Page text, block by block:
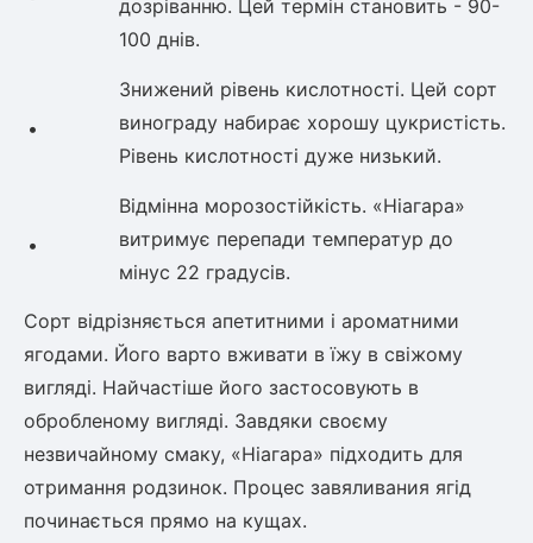
дозріванню. Цей термін становить - 90-
100 днів.
•
Знижений рівень кислотності. Цей сорт
винограду набирає хорошу цукристість.
Рівень кислотності дуже низький.
•
Відмінна морозостійкість. «Ніагара»
витримує перепади температур до
мінус 22 градусів.
Сорт відрізняється апетитними і ароматними
ягодами. Його варто вживати в їжу в свіжому
вигляді. Найчастіше його застосовують в
обробленому вигляді. Завдяки своєму
незвичайному смаку, «Ніагара» підходить для
отримання родзинок. Процес завяливания ягід
починається прямо на кущах.